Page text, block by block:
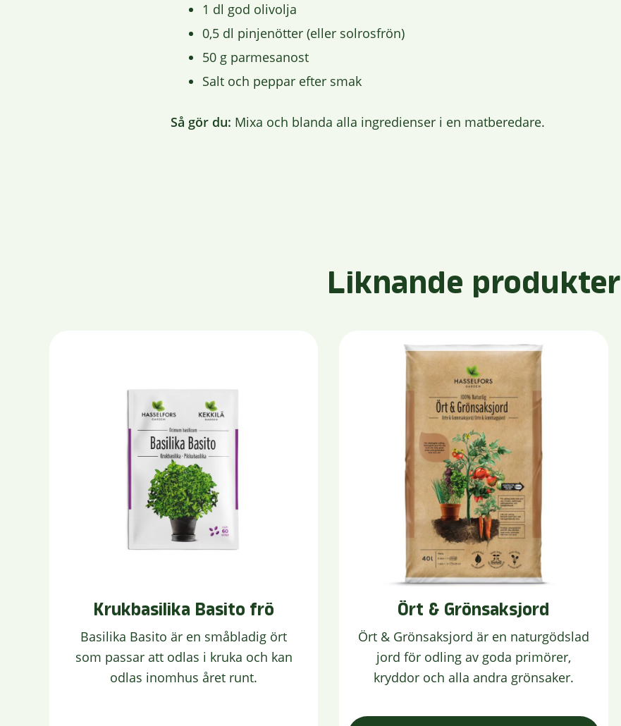
1 dl god olivolja
0,5 dl pinjenötter (eller solrosfrön)
50 g parmesanost
Salt och peppar efter smak
Så gör du: Mixa och blanda alla ingredienser i en matberedare.
Liknande produkter
Krukbasilika Basito frö
Basilika Basito är en småbladig ört
som passar att odlas i kruka och kan
odlas inomhus året runt.
Ört & Grönsaksjord
Ört & Grönsaksjord är en naturgödslad
jord för odling av goda primörer,
kryddor och alla andra grönsaker.